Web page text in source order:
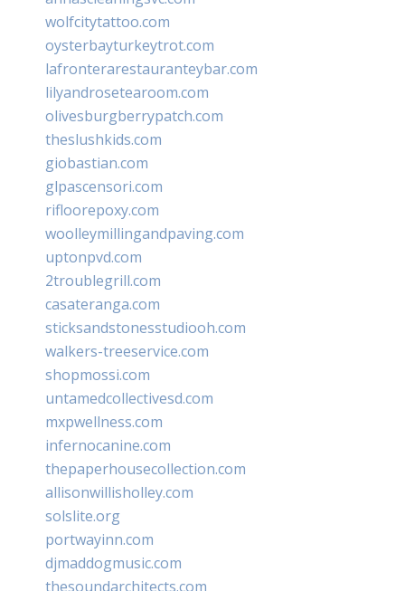
wolfcitytattoo.com
oysterbayturkeytrot.com
lafronterarestauranteybar.com
lilyandrosetearoom.com
olivesburgberrypatch.com
theslushkids.com
giobastian.com
glpascensori.com
rifloorepoxy.com
woolleymillingandpaving.com
uptonpvd.com
2troublegrill.com
casateranga.com
sticksandstonesstudiooh.com
walkers-treeservice.com
shopmossi.com
untamedcollectivesd.com
mxpwellness.com
infernocanine.com
thepaperhousecollection.com
allisonwillisholley.com
solslite.org
portwayinn.com
djmaddogmusic.com
thesoundarchitects.com